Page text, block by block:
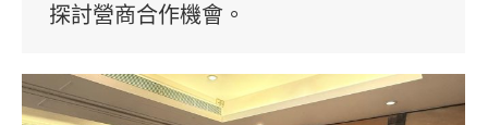
探討營商合作機會。